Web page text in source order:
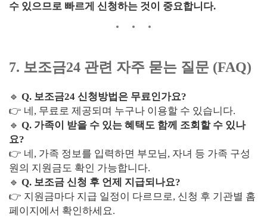
수 있으므로 빠르게 신청하는 것이 중요합니다.
7. 보조금24 관련 자주 묻는 질문 (FAQ)
🔹 Q. 보조금24 신청방법은 무료인가요?
👉 네, 무료로 제공되며 누구나 이용할 수 있습니다.
🔹 Q. 가족이 받을 수 있는 혜택도 함께 조회할 수 있나
요?
👉 네, 가족 정보를 입력하면 부모님, 자녀 등 가족 구성
원의 지원금도 확인 가능합니다.
🔹 Q. 보조금 신청 후 언제 지급되나요?
👉 지원금마다 지급 일정이 다르므로, 신청 후 기관별 홈
페이지에서 확인하세요.